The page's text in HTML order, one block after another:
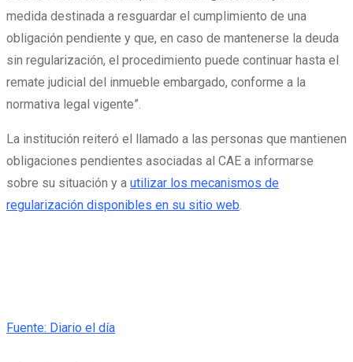
medida destinada a resguardar el cumplimiento de una
obligación pendiente y que, en caso de mantenerse la deuda
sin regularización, el procedimiento puede continuar hasta el
remate judicial del inmueble embargado, conforme a la
normativa legal vigente”.
La institución reiteró el llamado a las personas que mantienen
obligaciones pendientes asociadas al CAE a informarse
sobre su situación y a utilizar los mecanismos de
regularización disponibles en su sitio web
Fuente: Diario el día